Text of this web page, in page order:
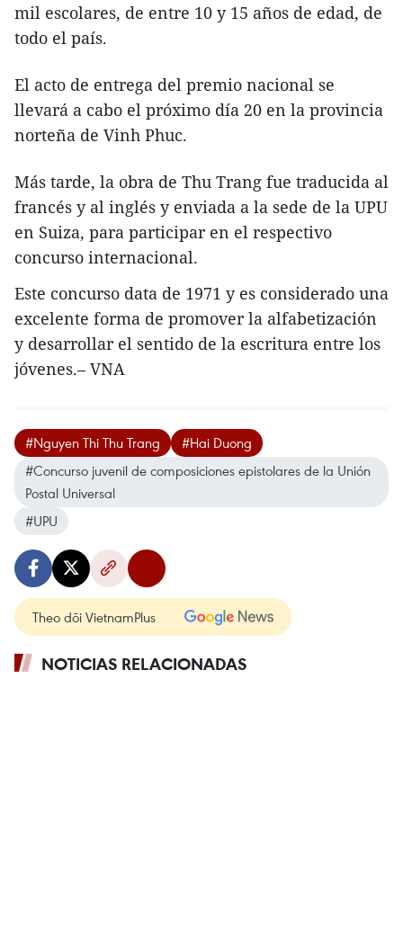
mil escolares, de entre 10 y 15 años de edad, de
todo el país.
El acto de entrega del premio nacional se
llevará a cabo el próximo día 20 en la provincia
norteña de Vinh Phuc.
Más tarde, la obra de Thu Trang fue traducida al
francés y al inglés y enviada a la sede de la UPU
en Suiza, para participar en el respectivo
concurso internacional.
Este concurso data de 1971 y es considerado una
excelente forma de promover la alfabetización
y desarrollar el sentido de la escritura entre los
jóvenes.– VNA
#Nguyen Thi Thu Trang
#Hai Duong
#Concurso juvenil de composiciones epistolares de la Unión
Postal Universal
#UPU
Theo dõi VietnamPlus
NOTICIAS RELACIONADAS